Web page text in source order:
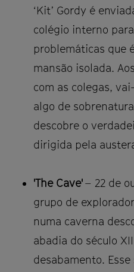
‘Kit’ Gordy é
colégio interno
problemáticas que
mansão isolada.
com as colegas,
algo de
descobre o
dirigida pela
'The Cave'– 22 de
grupo de
numa caverna
abadia do século
desabamento.